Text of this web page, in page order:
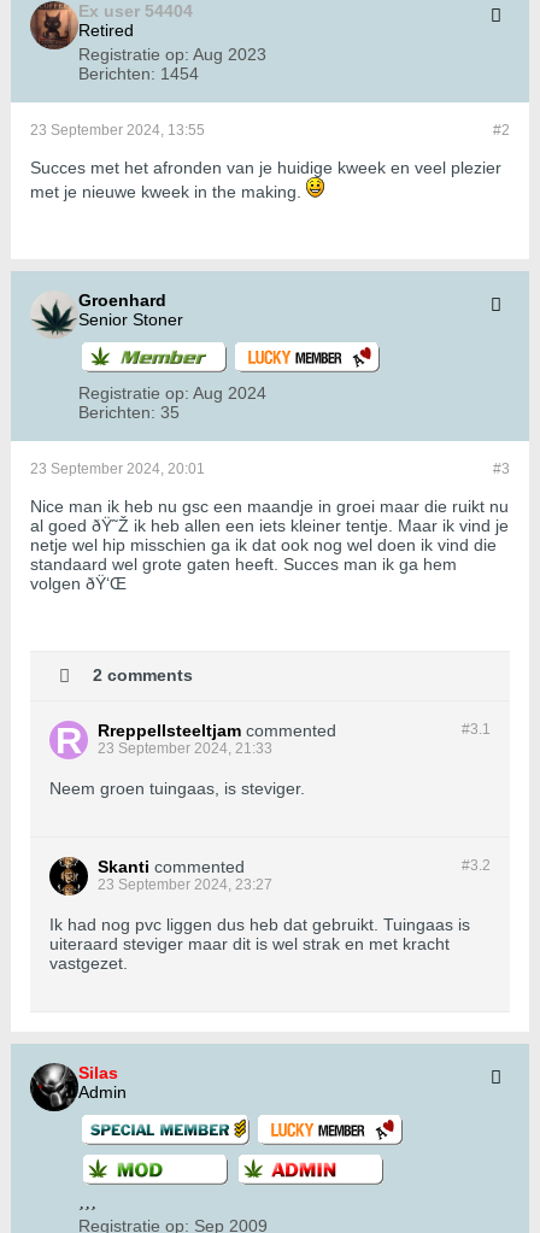
Ex user 54404
Retired
Registratie op: Aug 2023
Berichten: 1454
#2
23 September 2024, 13:55
Succes met het afronden van je huidige kweek en veel plezier
met je nieuwe kweek in the making.
Groenhard
Senior Stoner
Registratie op: Aug 2024
Berichten: 35
#3
23 September 2024, 20:01
Nice man ik heb nu gsc een maandje in groei maar die ruikt nu
al goed ðŸ˜Ž ik heb allen een iets kleiner tentje. Maar ik vind je
netje wel hip misschien ga ik dat ook nog wel doen ik vind die
standaard wel grote gaten heeft. Succes man ik ga hem
volgen ðŸ‘Œ
2 comments
#3.1
Rreppellsteeltjam commented
23 September 2024, 21:33
Neem groen tuingaas, is steviger.
#3.2
Skanti commented
23 September 2024, 23:27
Ik had nog pvc liggen dus heb dat gebruikt. Tuingaas is
uiteraard steviger maar dit is wel strak en met kracht
vastgezet.
Silas
Admin
Registratie op: Sep 2009